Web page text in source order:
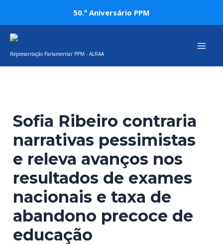
content
50.º Aniversário PPM
Representação Parlamentar PPM - ALRAA
Sofia Ribeiro contraria
narrativas pessimistas
e releva avanços nos
resultados de exames
nacionais e taxa de
abandono precoce de
educação